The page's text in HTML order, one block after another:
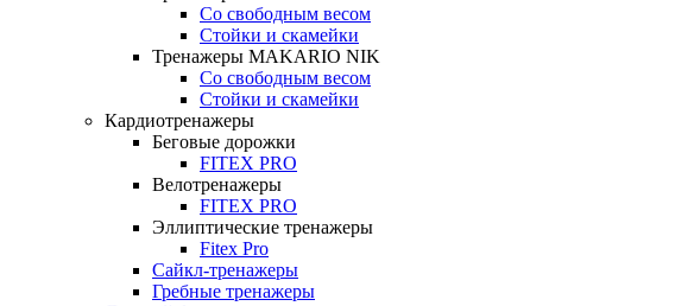
Со свободным весом
Стойки и скамейки
Тренажеры MAKARIO NIK
Со свободным весом
Стойки и скамейки
Кардиотренажеры
Беговые дорожки
FITEX PRO
Велотренажеры
FITEX PRO
Эллиптические тренажеры
Fitex Pro
Сайкл-тренажеры
Гребные тренажеры